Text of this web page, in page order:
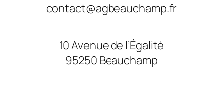
contact@agbeauchamp.fr
10 Avenue de l’Égalité
95250 Beauchamp